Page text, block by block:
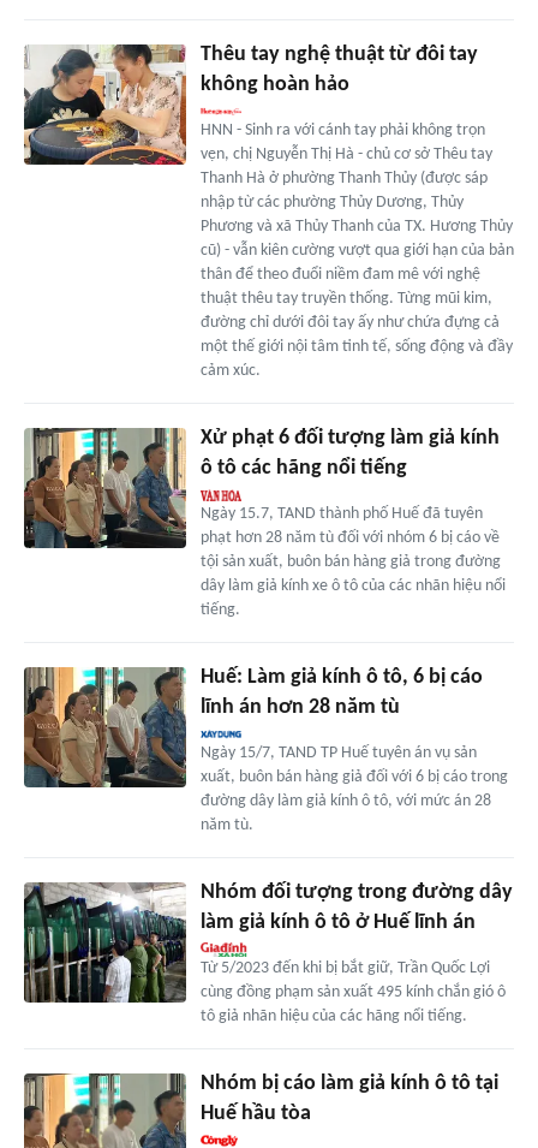
Thêu tay nghệ thuật từ đôi tay
không hoàn hảo
HNN - Sinh ra với cánh tay phải không trọn
vẹn, chị Nguyễn Thị Hà - chủ cơ sở Thêu tay
Thanh Hà ở phường Thanh Thủy (được sáp
nhập từ các phường Thủy Dương, Thủy
Phương và xã Thủy Thanh của TX. Hương Thủy
cũ) - vẫn kiên cường vượt qua giới hạn của bản
thân để theo đuổi niềm đam mê với nghệ
thuật thêu tay truyền thống. Từng mũi kim,
đường chỉ dưới đôi tay ấy như chứa đựng cả
một thế giới nội tâm tinh tế, sống động và đầy
cảm xúc.
Xử phạt 6 đối tượng làm giả kính
ô tô các hãng nổi tiếng
Ngày 15.7, TAND thành phố Huế đã tuyên
phạt hơn 28 năm tù đối với nhóm 6 bị cáo về
tội sản xuất, buôn bán hàng giả trong đường
dây làm giả kính xe ô tô của các nhãn hiệu nổi
tiếng.
Huế: Làm giả kính ô tô, 6 bị cáo
lĩnh án hơn 28 năm tù
Ngày 15/7, TAND TP Huế tuyên án vụ sản
xuất, buôn bán hàng giả đối với 6 bị cáo trong
đường dây làm giả kính ô tô, với mức án 28
năm tù.
Nhóm đối tượng trong đường dây
làm giả kính ô tô ở Huế lĩnh án
Từ 5/2023 đến khi bị bắt giữ, Trần Quốc Lợi
cùng đồng phạm sản xuất 495 kính chắn gió ô
tô giả nhãn hiệu của các hãng nổi tiếng.
Nhóm bị cáo làm giả kính ô tô tại
Huế hầu tòa